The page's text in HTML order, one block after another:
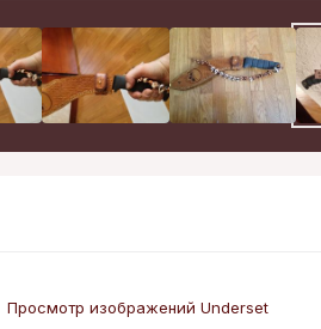
Просмотр изображений Underset